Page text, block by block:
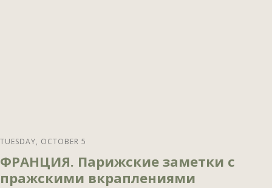
TUESDAY, OCTOBER 5
ФРАНЦИЯ. Парижские заметки с
пражскими вкраплениями